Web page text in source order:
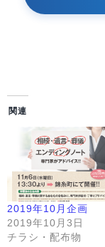
関連
2019年10月企画
2019年10月3日
チラシ・配布物